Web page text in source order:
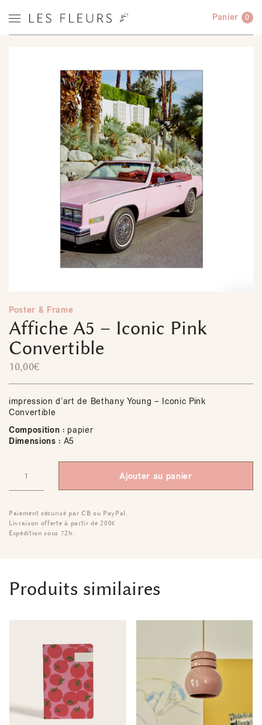
Panier 0
Poster & Frame
Affiche A5 – Iconic Pink
Convertible
10,00€
impression d’art de Bethany Young – Iconic Pink
Convertible
Composition : papier
Dimensions : A5
Ajouter au panier
Paiement sécurisé par CB ou PayPal.
Livraison offerte à partir de 200€
Expédition sous 72h.
Produits similaires